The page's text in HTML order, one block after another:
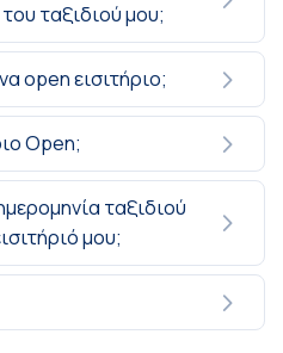
ταξιδιού μου;
open εισιτήριο;
Open;
ταξιδιού
μου;